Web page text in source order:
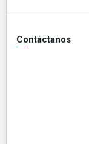
Contáctanos